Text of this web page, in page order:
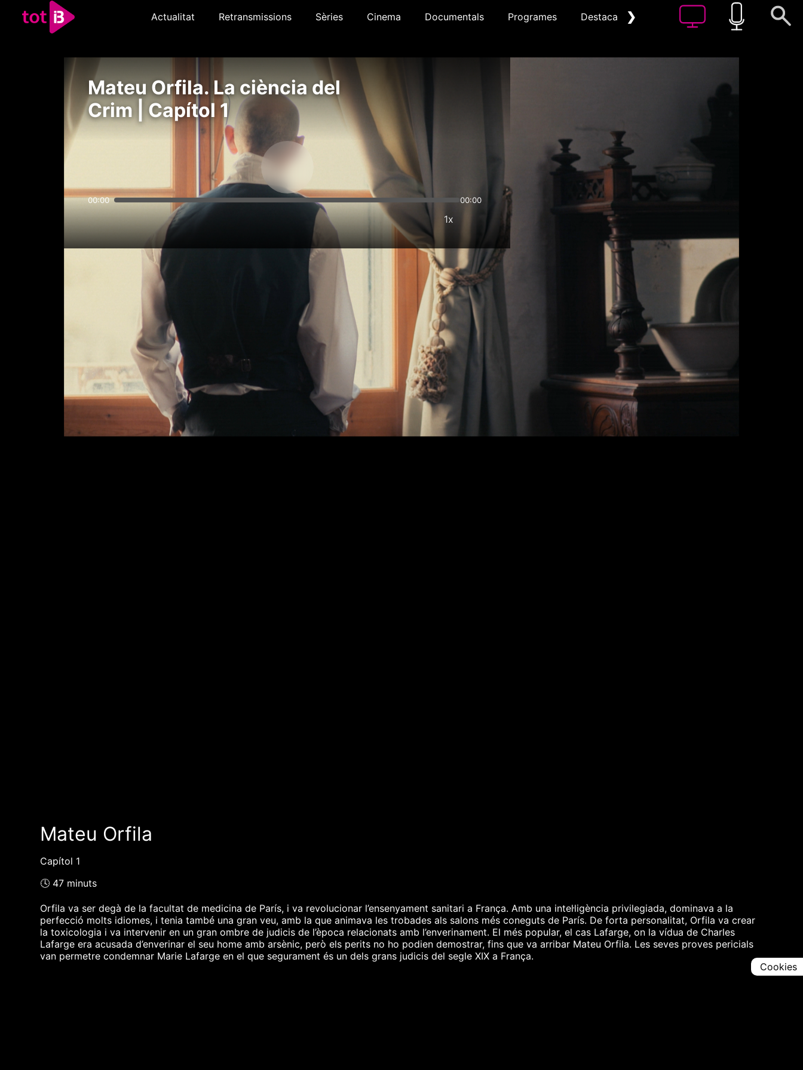
Actualitat Retransmissions Sèries Cinema Documentals Programes Destacat ❯
Mateu Orfila. La ciència del
Crim | Capítol 1
00:00 00:00
1x
Mateu Orfila
Capítol 1
🕓 47 minuts
Orfila va ser degà de la facultat de medicina de París, i va revolucionar l’ensenyament sanitari a França. Amb una intel·ligència privilegiada, dominava a la
perfecció molts idiomes, i tenia també una gran veu, amb la que animava les trobades als salons més coneguts de París. De forta personalitat, Orfila va crear
la toxicologia i va intervenir en un gran ombre de judicis de l’època relacionats amb l’enverinament. El més popular, el cas Lafarge, on la vídua de Charles
Lafarge era acusada d’enverinar el seu home amb arsènic, però els perits no ho podien demostrar, fins que va arribar Mateu Orfila. Les seves proves pericials
van permetre condemnar Marie Lafarge en el que segurament és un dels grans judicis del segle XIX a França.
Cookies